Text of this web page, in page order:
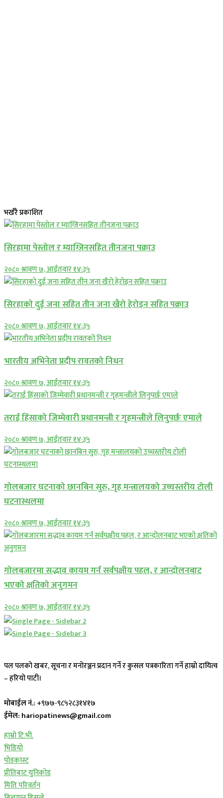
भर्खरै प्रकाशित
सिरहामा पेस्तोल र म्याग्जिनसहित तीनजना पक्राउ
२०८० श्रावण ७, आईतवार १४:३५
सिरहाकाे दुई जना सहित तीन जना खैरो हेरोइन सहित पक्राउ
२०८० श्रावण ७, आईतवार १४:३५
भारतीय अभिनेता प्रदीप रावतको निधन
२०८० श्रावण ७, आईतवार १४:३५
तराई हिंसाको जिम्मेवारी प्रधानमन्त्री र गृहमन्त्रीले लिनुपर्छः एमाले
२०८० श्रावण ७, आईतवार १४:३५
गोलबजार घटनाको छानबिन सुरु, गृह मन्त्रालयको उच्चस्तरीय टोली
घटनास्थलमा
२०८० श्रावण ७, आईतवार १४:३५
गोलबजारमा सद्भाव कायम गर्न सर्वपक्षीय पहल, र आन्दोलनबाट
भएको क्षतिको अनुगमन
२०८० श्रावण ७, आईतवार १४:३५
पल पलको खबर, सूचना र मनोरञ्जन प्रदान गर्ने र कुसल पत्रकारिता गर्ने हाम्रो दायित्व
– हरियो पाटी।
मोबाईल नं.: +९७७-९८५२८३१४१७
ईमेल: hariopatinews@gmail.com
हाम्रो टि.भी.
भिडियो
पोडकास्ट
प्रीतिबाट युनिकोड
मिति परिवर्तन